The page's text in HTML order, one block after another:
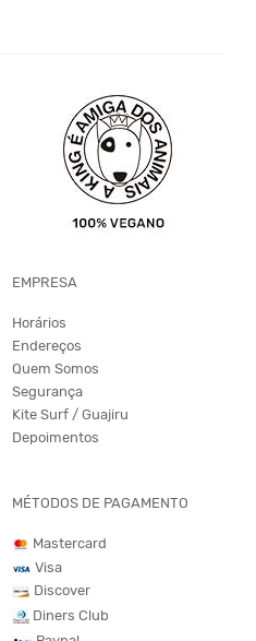
EMPRESA
Horários
Endereços
Quem Somos
Segurança
Kite Surf / Guajiru
Depoimentos
MÉTODOS DE PAGAMENTO
Mastercard
Visa
Discover
Diners Club